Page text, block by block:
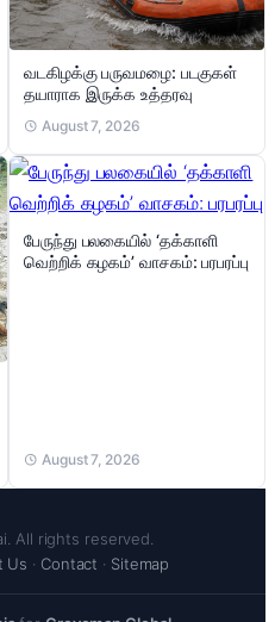
வடகிழக்கு பருவமழை: படகுகள்
தயாராக இருக்க உத்தரவு
August 7, 2026
பேருந்து பலகையில் ‘தக்காளி
வெற்றிக் கழகம்’ வாசகம்: பரபரப்பு
August 7, 2026
All rights reserved.
Us · Contact · Sitemap